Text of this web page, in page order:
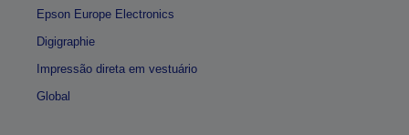
Epson Europe Electronics
Digigraphie
Impressão direta em vestuário
Global